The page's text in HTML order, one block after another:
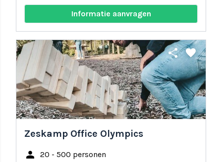
Informatie aanvragen
share favorite
Zeskamp Office Olympics
person 20 - 500 personen